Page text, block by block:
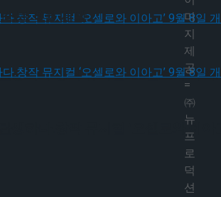
생하다.창작 뮤지컬 ‘오셀로와 이아
트’ 9월 개막
생하다.창작 뮤지컬 ‘오셀로와 이아
미
지
제
공
=
㈜
뉴
프
로
덕
션